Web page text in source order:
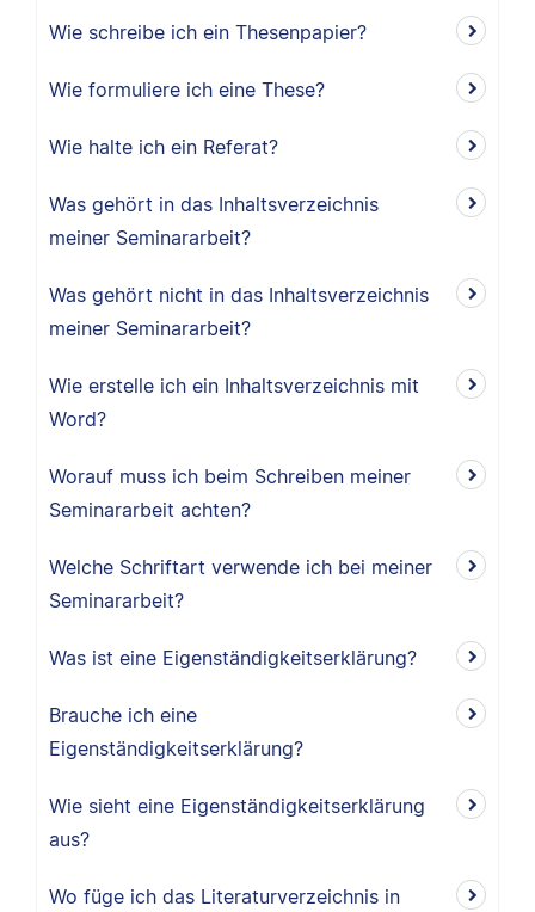
Wie schreibe ich ein Thesenpapier?
Wie formuliere ich eine These?
Wie halte ich ein Referat?
Was gehört in das Inhaltsverzeichnis
meiner Seminararbeit?
Was gehört nicht in das Inhaltsverzeichnis
meiner Seminararbeit?
Wie erstelle ich ein Inhaltsverzeichnis mit
Word?
Worauf muss ich beim Schreiben meiner
Seminararbeit achten?
Welche Schriftart verwende ich bei meiner
Seminararbeit?
Was ist eine Eigenständigkeitserklärung?
Brauche ich eine
Eigenständigkeitserklärung?
Wie sieht eine Eigenständigkeitserklärung
aus?
Wo füge ich das Literaturverzeichnis in